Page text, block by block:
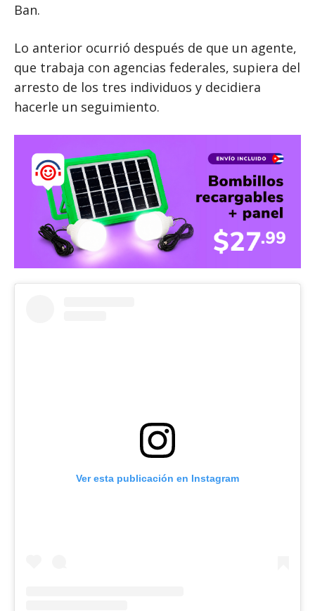
Ban.
Lo anterior ocurrió después de que un agente,
que trabaja con agencias federales, supiera del
arresto de los tres individuos y decidiera
hacerle un seguimiento.
Ver esta publicación en Instagram